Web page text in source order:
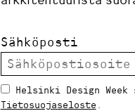
Sähköposti
Helsinki Design
Tietosuojaseloste